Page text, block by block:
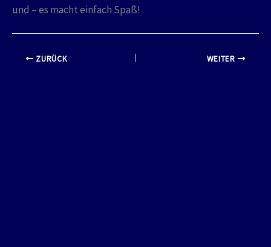
und – es macht einfach Spaß!
ZURÜCK WEITER